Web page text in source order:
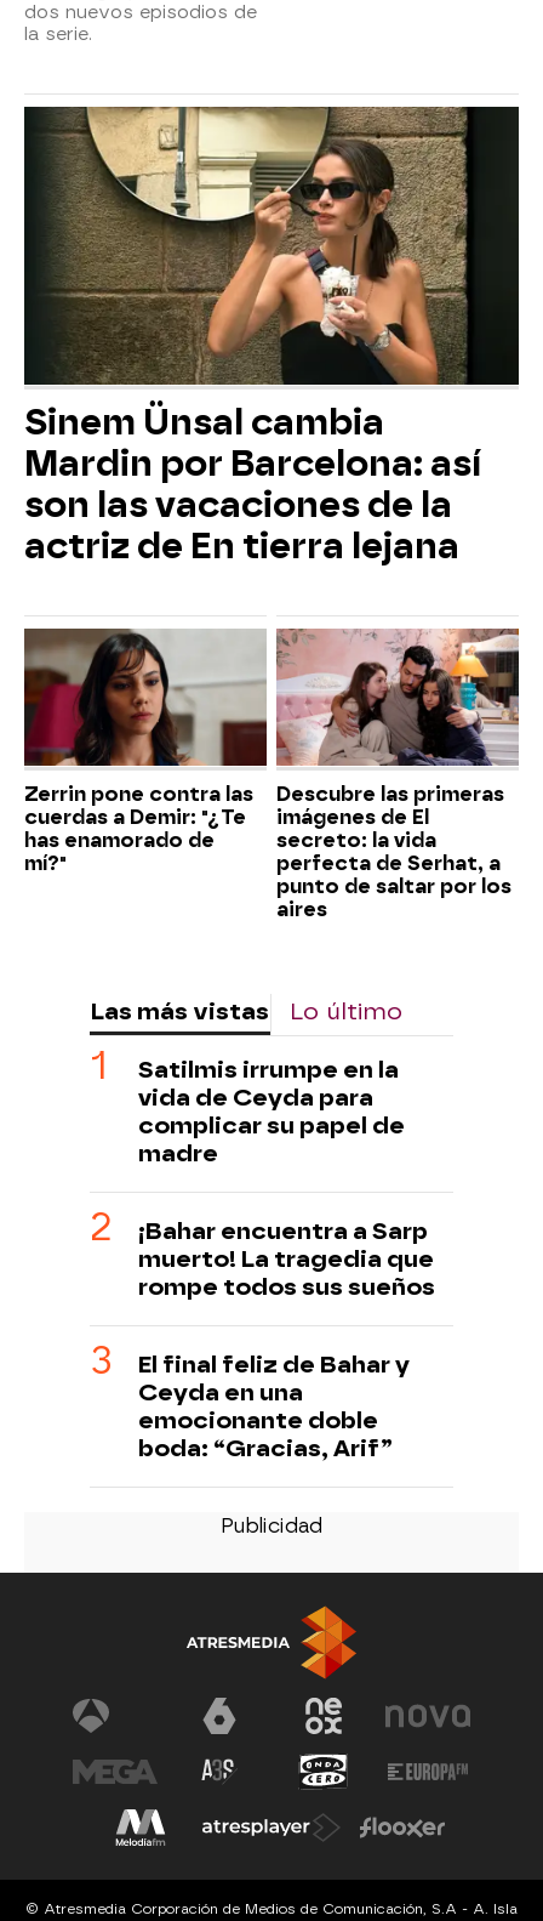
dos nuevos episodios de
la serie.
Sinem Ünsal cambia
Mardin por Barcelona: así
son las vacaciones de la
actriz de En tierra lejana
Zerrin pone contra las
cuerdas a Demir: "¿Te
has enamorado de
mí?"
Descubre las primeras
imágenes de El
secreto: la vida
perfecta de Serhat, a
punto de saltar por los
aires
Las más vistas Lo último
Satilmis irrumpe en la
vida de Ceyda para
complicar su papel de
madre
¡Bahar encuentra a Sarp
muerto! La tragedia que
rompe todos sus sueños
El final feliz de Bahar y
Ceyda en una
emocionante doble
boda: “Gracias, Arif”
© Atresmedia Corporación de Medios de Comunicación, S.A - A. Isla